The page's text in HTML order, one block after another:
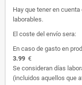
Hay que tener en
laborables.
El coste del envío sera:
En caso de gasto en
3.99 €
Se consideran días
(incluidos aquellos que